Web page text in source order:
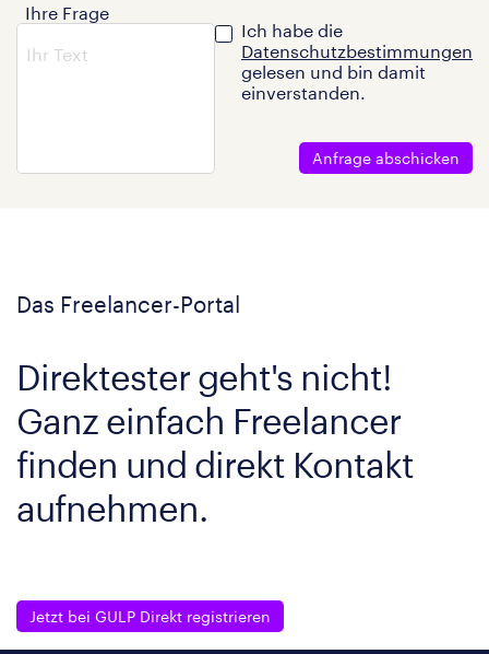
Ihre Frage
Ich habe die
Datenschutzbestimmungen
gelesen und bin damit
einverstanden.
Anfrage abschicken
Das Freelancer-Portal
Direktester geht's nicht!
Ganz einfach Freelancer
finden und direkt Kontakt
aufnehmen.
Jetzt bei GULP Direkt registrieren